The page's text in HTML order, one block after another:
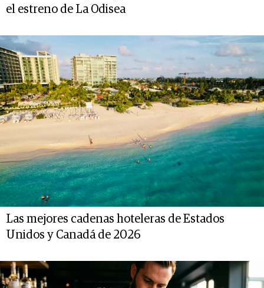
el estreno de La Odisea
Las mejores cadenas hoteleras de Estados
Unidos y Canadá de 2026